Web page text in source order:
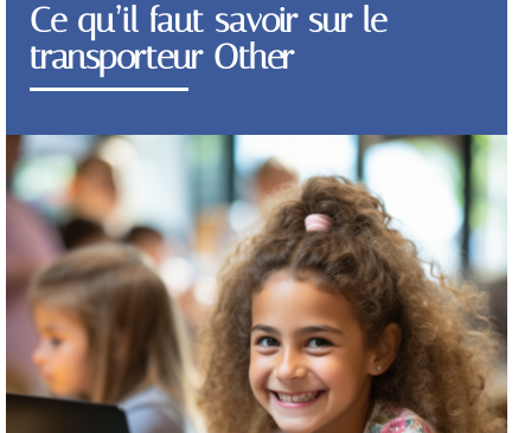
Ce qu’il faut savoir sur le
transporteur Other